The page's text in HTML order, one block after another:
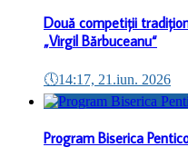
Două competiții
„Virgil Bărbuceanu“
🕔14:17, 21.iun. 2026
Program Biserica